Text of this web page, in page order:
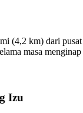
(4,2 km) dari
masa
Izu